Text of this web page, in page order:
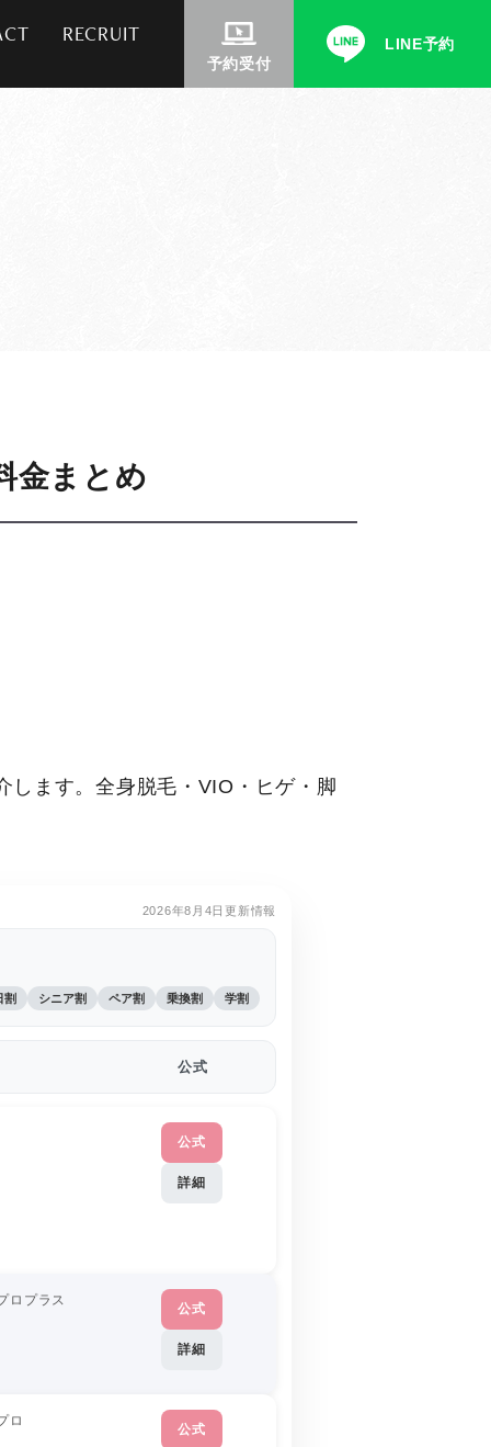
RECRUIT
予約受付
LINE予約
金まとめ
します。全身脱毛・VIO・ヒゲ・脚
2026年8月4日更新情報
割 シニア割 ペア割 乗換割 学割
公式
公式
詳細
ロプラス
公式
詳細
ロ
公式